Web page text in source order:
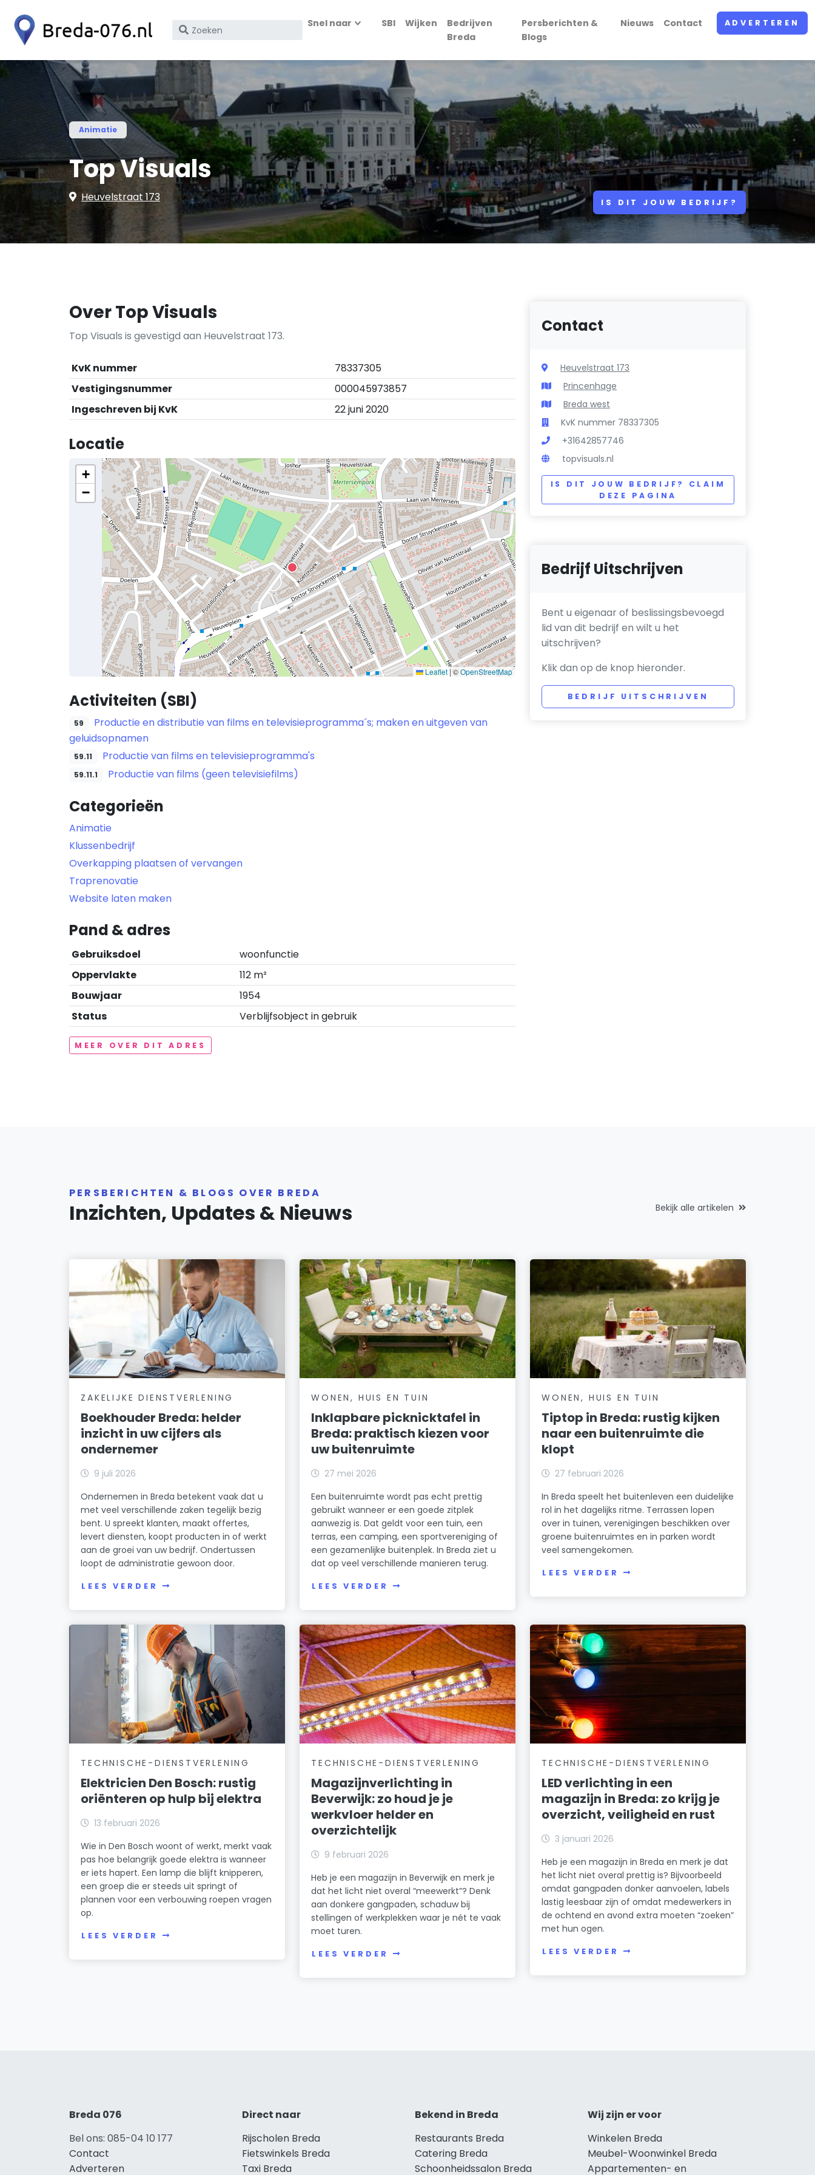
Zoek
bedrijfsnaam
of
KvK
nummer
Snel naar SBI Wijken
Bedrijven
Breda
Persberichten &
Blogs
Nieuws Contact ADVERTEREN
Animatie
Top Visuals
Heuvelstraat 173 IS DIT JOUW BEDRIJF?
Over Top Visuals
Top Visuals is gevestigd aan Heuvelstraat 173.
KvK nummer
78337305
Vestigingsnummer
000045973857
Ingeschreven bij KvK
22 juni 2020
Locatie
+
−
Leaflet |©OpenStreetMap
Activiteiten (SBI)
59
Productie en distributie van films en televisieprogramma´s; maken en uitgeven van
geluidsopnamen
59.11 Productie van films en televisieprogramma's
59.11.1 Productie van films (geen televisiefilms)
Categorieën
Animatie
Klussenbedrijf
Overkapping plaatsen of vervangen
Traprenovatie
Website laten maken
Pand & adres
Gebruiksdoel
woonfunctie
Oppervlakte
112 m²
Bouwjaar
1954
Status
Verblijfsobject in gebruik
MEER OVER DIT ADRES
Contact
Heuvelstraat 173
Princenhage
Breda west
KvK nummer 78337305
+31642857746
topvisuals.nl
IS DIT JOUW BEDRIJF? CLAIM
DEZE PAGINA
Bedrijf Uitschrijven
Bent u eigenaar of beslissingsbevoegd
lid van dit bedrijf en wilt u het
uitschrijven?
Klik dan op de knop hieronder.
BEDRIJF UITSCHRIJVEN
PERSBERICHTEN & BLOGS OVER BREDA
Inzichten, Updates & Nieuws Bekijk alle artikelen
ZAKELIJKE DIENSTVERLENING
Boekhouder Breda: helder
inzicht in uw cijfers als
ondernemer
9 juli 2026
Ondernemen in Breda betekent vaak dat u
met veel verschillende zaken tegelijk bezig
bent. U spreekt klanten, maakt offertes,
levert diensten, koopt producten in of werkt
aan de groei van uw bedrijf. Ondertussen
loopt de administratie gewoon door.
LEES VERDER
WONEN, HUIS EN TUIN
Inklapbare picknicktafel in
Breda: praktisch kiezen voor
uw buitenruimte
27 mei 2026
Een buitenruimte wordt pas echt prettig
gebruikt wanneer er een goede zitplek
aanwezig is. Dat geldt voor een tuin, een
terras, een camping, een sportvereniging of
een gezamenlijke buitenplek. In Breda ziet u
dat op veel verschillende manieren terug.
LEES VERDER
WONEN, HUIS EN TUIN
Tiptop in Breda: rustig kijken
naar een buitenruimte die
klopt
27 februari 2026
In Breda speelt het buitenleven een duidelijke
rol in het dagelijks ritme. Terrassen lopen
over in tuinen, verenigingen beschikken over
groene buitenruimtes en in parken wordt
veel samengekomen.
LEES VERDER
TECHNISCHE-DIENSTVERLENING
Elektricien Den Bosch: rustig
oriënteren op hulp bij elektra
13 februari 2026
Wie in Den Bosch woont of werkt, merkt vaak
pas hoe belangrijk goede elektra is wanneer
er iets hapert. Een lamp die blijft knipperen,
een groep die er steeds uit springt of
plannen voor een verbouwing roepen vragen
op.
LEES VERDER
TECHNISCHE-DIENSTVERLENING
Magazijnverlichting in
Beverwijk: zo houd je je
werkvloer helder en
overzichtelijk
9 februari 2026
Heb je een magazijn in Beverwijk en merk je
dat het licht niet overal “meewerkt”? Denk
aan donkere gangpaden, schaduw bij
stellingen of werkplekken waar je nét te vaak
moet turen.
LEES VERDER
TECHNISCHE-DIENSTVERLENING
LED verlichting in een
magazijn in Breda: zo krijg je
overzicht, veiligheid en rust
3 januari 2026
Heb je een magazijn in Breda en merk je dat
het licht niet overal prettig is? Bijvoorbeeld
omdat gangpaden donker aanvoelen, labels
lastig leesbaar zijn of omdat medewerkers in
de ochtend en avond extra moeten “zoeken”
met hun ogen.
LEES VERDER
Breda 076
Bel ons: 085-04 10 177
Contact
Adverteren
Direct naar
Rijscholen Breda
Fietswinkels Breda
Taxi Breda
Bekend in Breda
Restaurants Breda
Catering Breda
Schoonheidssalon Breda
Wij zijn er voor
Winkelen Breda
Meubel-Woonwinkel Breda
Appartementen- en